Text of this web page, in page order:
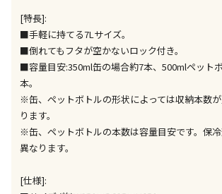
す
委託業者によりお届けする商品です
※ほか商品との同時購入はできませ
※支払い方法の代金引換は選択でき
[特長]:
■手軽に持てる7Lサイズ。
■倒れてもフタが空かないロック付き。
■容量目安:350ml缶の場合約7本、500mlペット
本。
※缶、ペットボトルの形状によっては収納本数
ります。
※缶、ペットボトルの本数は容量目安です。保
異なります。
[仕様]: